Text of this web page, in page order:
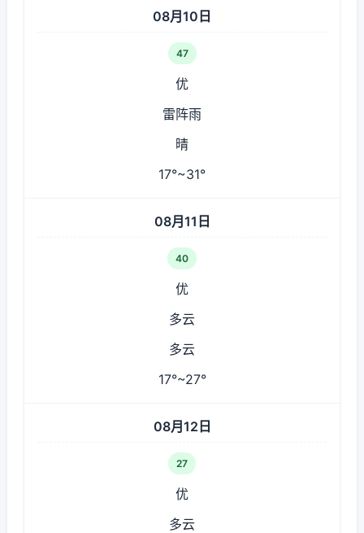
08月10日
47
优
雷阵雨
晴
17°~31°
08月11日
40
优
多云
多云
17°~27°
08月12日
27
优
多云